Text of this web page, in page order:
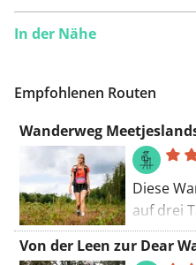
Ist Ihnen auf dieser Route
In der Nähe
Empfohlenen Routen
Wanderweg
Diese
auf drei
Sie von
Von der Leen zur Dear